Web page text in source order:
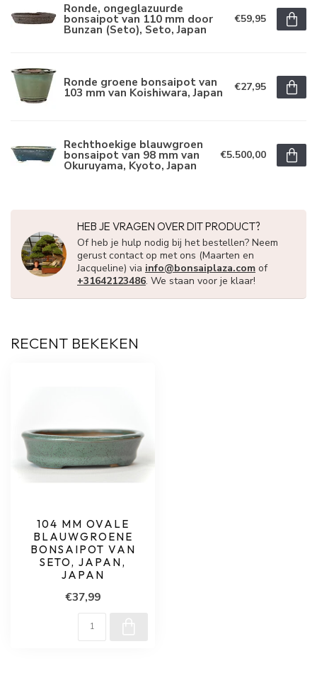
Ronde, ongeglazuurde
bonsaipot van 110 mm door
Bunzan (Seto), Seto, Japan
€59,95
Ronde groene bonsaipot van
103 mm van Koishiwara, Japan €27,95
Rechthoekige blauwgroen
bonsaipot van 98 mm van
Okuruyama, Kyoto, Japan
€5.500,00
HEB JE VRAGEN OVER DIT PRODUCT?
Of heb je hulp nodig bij het bestellen? Neem
gerust contact op met ons (Maarten en
Jacqueline) via info@bonsaiplaza.com of
+31642123486. We staan voor je klaar!
RECENT BEKEKEN
104 MM OVALE
BLAUWGROENE
BONSAIPOT VAN
SETO, JAPAN,
JAPAN
€37,99